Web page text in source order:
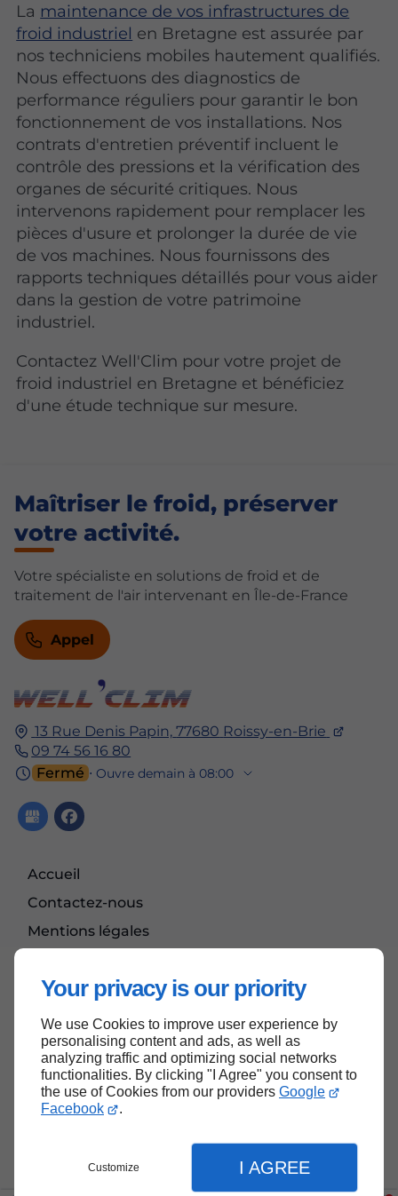
Your privacy is our priority
We use Cookies to improve user experience by
personalising content and ads, as well as
analyzing traffic and optimizing social networks
functionalities. By clicking "I Agree" you consent to
the use of Cookies from our providers Google
Facebook
.
Customize I AGREE
La maintenance de vos infrastructures de
froid industriel en Bretagne est assurée par
nos techniciens mobiles hautement qualifiés.
Nous effectuons des diagnostics de
performance réguliers pour garantir le bon
fonctionnement de vos installations. Nos
contrats d'entretien préventif incluent le
contrôle des pressions et la vérification des
organes de sécurité critiques. Nous
intervenons rapidement pour remplacer les
pièces d'usure et prolonger la durée de vie
de vos machines. Nous fournissons des
rapports techniques détaillés pour vous aider
dans la gestion de votre patrimoine
industriel.
Contactez Well'Clim pour votre projet de
froid industriel en Bretagne et bénéficiez
d'une étude technique sur mesure.
13 Rue Denis Papin, 77680 Roissy-en-Brie
09 74 56 16 80
Fermé ⋅ Ouvre demain à 08:00
Accueil
Contactez-nous
Mentions légales
Maîtriser le froid, préserver
votre activité.
Votre spécialiste en solutions de froid et de
traitement de l'air intervenant en Île-de-France
Appel
Haut de page